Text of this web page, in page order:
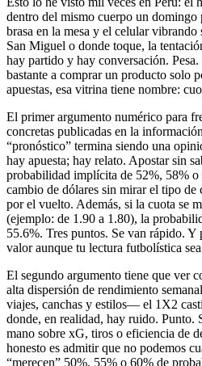
dentro del mismo cuerpo un
brasa en la mesa y el celular
San Miguel o donde toque, la
hay partido y hay conversación. Pesa.
bastante a comprar un producto solo
apuestas, esa vitrina tiene nombre:
El primer argumento numérico para
concretas publicadas en la
“pronóstico” termina siendo una
hay apuesta; hay relato. Apostar sin
probabilidad implícita de 52%, 58% o
cambio de dólares sin mirar el tipo
por el vuelto. Además, si la cuota se
(ejemplo: de 1.90 a 1.80), la
55.6%. Tres puntos. Se van rápido. Y
valor aunque tu lectura futbolística
El segundo argumento tiene que ver
alta dispersión de rendimiento
viajes, canchas y estilos— el 1X2
donde, en realidad, hay ruido. Punto.
mano sobre xG, tiros o eficiencia de
honesto es admitir que no podemos
“merecen” 50%, 55% o 60% de